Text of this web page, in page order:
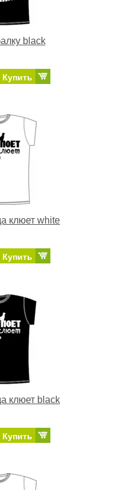
black
Купить
клюет white
Купить
клюет black
Купить